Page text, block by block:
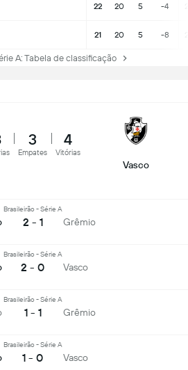
22 20 5 -4
21 20 5 -8
A: Tabela de classificação
3
Empates
4
Vitórias
Vasco
Brasileirão - Série A
2 - 1 Grêmio
Brasileirão - Série A
2 - 0 Vasco
Brasileirão - Série A
1 - 1 Grêmio
Brasileirão - Série A
1 - 0 Vasco